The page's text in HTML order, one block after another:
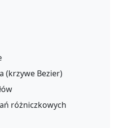
(krzywe Bezier)
różniczkowych